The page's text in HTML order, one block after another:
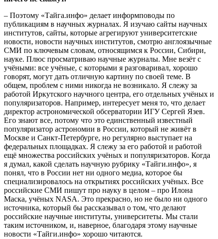
– Поэтому «Тайга.инфо» делает информповоды по
публикациям в научных журналах. Я изучаю сайты научных
институтов, сайты, которые агрегируют университетские
новости, новости научных институтов, смотрю англоязычные
СМИ по ключевым словам, относящимся к России, Сибири,
науке. Плюс просматриваю научные журналы. Мне везёт с
учёными: все учёные, с которыми я разговаривал, хорошо
говорят, могут дать отличную картину по своей теме. В
общем, проблем с ними никогда не возникало. Я слежу за
работой Иркутского научного центра, его отдельных учёных и
популяризаторов. Например, интересует меня то, что делает
директор астрономической обсерватории ИГУ Сергей Язев.
Его знают все, потому что это единственный известный
популяризатор астрономии в России, который не живёт в
Москве и Санкт-Петербурге, но регулярно выступает на
федеральных площадках. Я слежу за его работой и работой
ещё множества российских учёных и популяризаторов. Когда
я думал, какой сделать научную рубрику «Тайги.инфо», я
понял, что в России нет ни одного медиа, которое бы
специализировалось на открытиях российских учёных. Все
российские СМИ пишут про науку в целом – про Илона
Маска, учёных NASA. Это прекрасно, но не было ни одного
источника, который бы рассказывал о том, что делают
российские научные институты, университеты. Мы стали
таким источником, и, наверное, благодаря этому научные
новости «Тайги.инфо» хорошо читаются.